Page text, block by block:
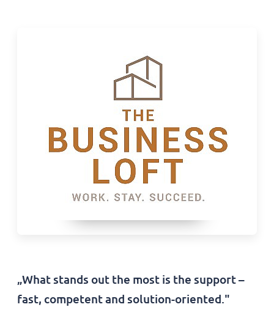
„What stands out the most is the support –
fast, competent and solution-oriented."